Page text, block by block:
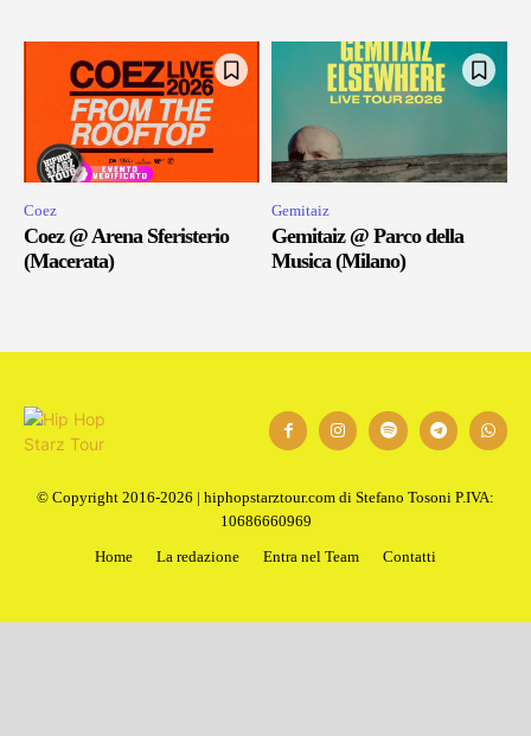
Coez
Coez @ Arena Sferisterio
(Macerata)
Gemitaiz
Gemitaiz @ Parco della
Musica (Milano)
© Copyright 2016-2026 | hiphopstarztour.com di Stefano Tosoni P.IVA:
10686660969
Home
La redazione Entra nel Team Contatti